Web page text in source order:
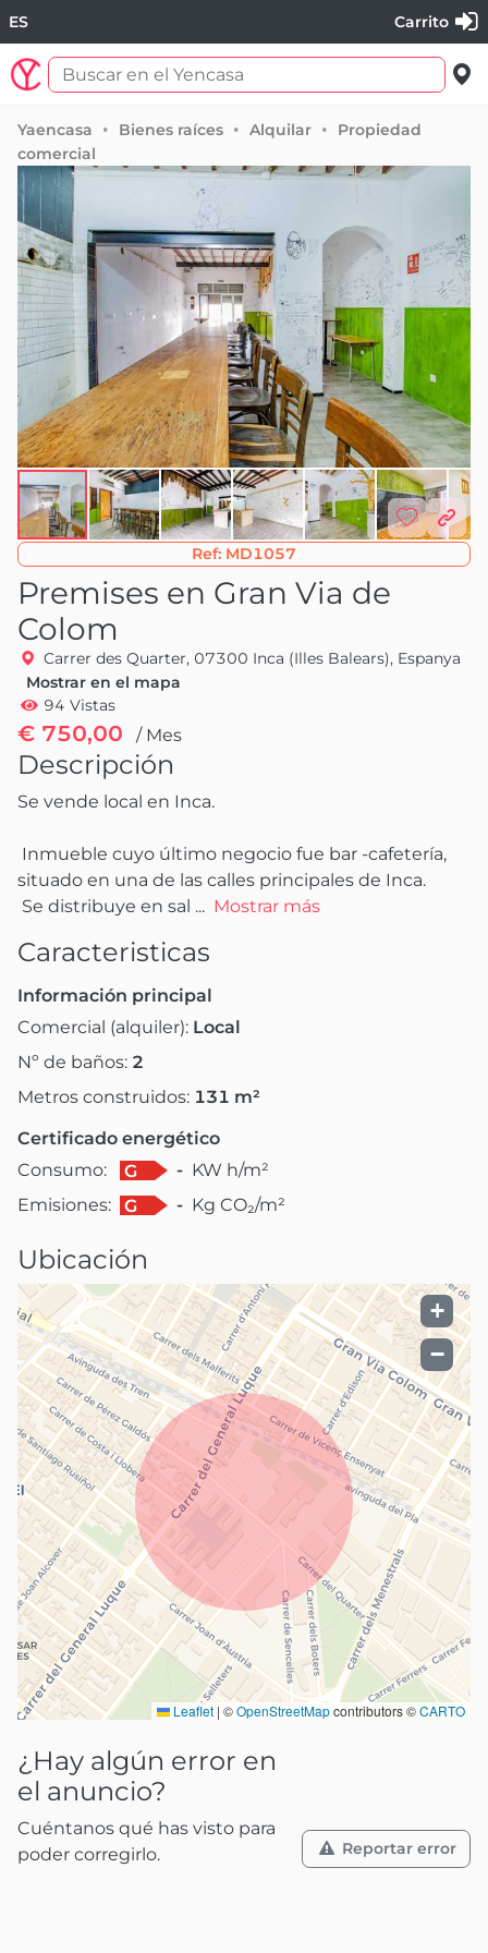
ES Carrito
Yaencasa Bienes raíces Alquilar
Propiedad
comercial
Ref: MD1057
Premises en Gran Via de
Colom
Carrer des Quarter, 07300 Inca (Illes Balears), Espanya
Mostrar en el mapa
94 Vistas
€ 750,00 / Mes
Descripción
Se vende local en Inca.
situado en una de las calles principales de Inca.
Se distribuye en sal ... Mostrar más
Caracteristicas
Información principal
Comercial (alquiler): Local
Nº de baños: 2
Metros construidos: 131 m²
Certificado energético
Consumo:
G - KW h/m²
Emisiones:
G - Kg CO₂/m²
Ubicación
+
−
Leaflet | ©OpenStreetMapcontributors ©CARTO
¿Hay algún error en
el anuncio?
Cuéntanos qué has visto para
poder corregirlo.
Reportar error